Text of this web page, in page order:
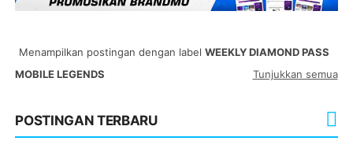
Menampilkan postingan dengan labelWEEKLY DIAMOND PASS
MOBILE LEGENDS
Tunjukkan semua
POSTINGAN TERBARU